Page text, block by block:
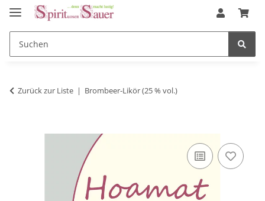
Zurück zur Liste Brombeer-Likör (25 % vol.)